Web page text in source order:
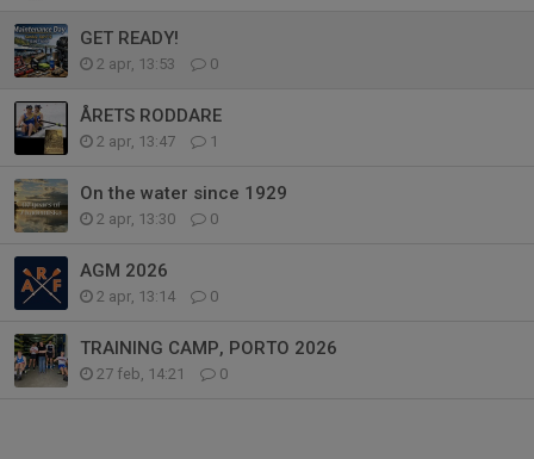
GET READY!
2 apr, 13:53 0
ÅRETS RODDARE
2 apr, 13:47 1
On the water since 1929
2 apr, 13:30 0
AGM 2026
2 apr, 13:14 0
TRAINING CAMP, PORTO 2026
27 feb, 14:21 0